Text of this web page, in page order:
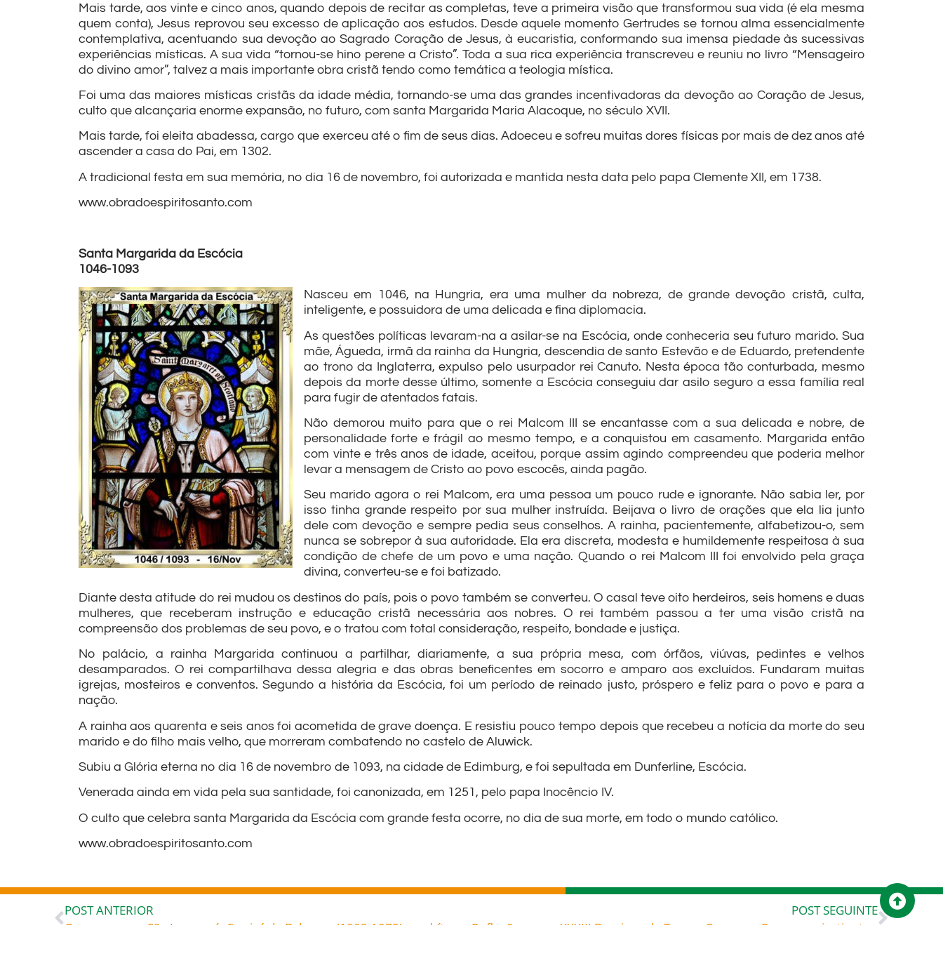
Mais tarde, aos vinte e cinco anos, quando depois de recitar as completas, teve a primeira visão que transformou sua vida (é ela mesma
quem conta), Jesus reprovou seu excesso de aplicação aos estudos. Desde aquele momento Gertrudes se tornou alma essencialmente
contemplativa, acentuando sua devoção ao Sagrado Coração de Jesus, à eucaristia, conformando sua imensa piedade às sucessivas
experiências místicas. A sua vida “tornou-se hino perene a Cristo”. Toda a sua rica experiência transcreveu e reuniu no livro “Mensageiro
do divino amor”, talvez a mais importante obra cristã tendo como temática a teologia mística.
Foi uma das maiores místicas cristãs da idade média, tornando-se uma das grandes incentivadoras da devoção ao Coração de Jesus,
culto que alcançaria enorme expansão, no futuro, com santa Margarida Maria Alacoque, no século XVII.
Mais tarde, foi eleita abadessa, cargo que exerceu até o fim de seus dias. Adoeceu e sofreu muitas dores físicas por mais de dez anos até
ascender a casa do Pai, em 1302.
A tradicional festa em sua memória, no dia 16 de novembro, foi autorizada e mantida nesta data pelo papa Clemente XII, em 1738.
www.obradoespiritosanto.com
Santa Margarida da Escócia
1046-1093
Nasceu em 1046, na Hungria, era uma mulher da nobreza, de grande devoção cristã, culta,
inteligente, e possuidora de uma delicada e fina diplomacia.
As questões políticas levaram-na a asilar-se na Escócia, onde conheceria seu futuro marido. Sua
mãe, Águeda, irmã da rainha da Hungria, descendia de santo Estevão e de Eduardo, pretendente
ao trono da Inglaterra, expulso pelo usurpador rei Canuto. Nesta época tão conturbada, mesmo
depois da morte desse último, somente a Escócia conseguiu dar asilo seguro a essa família real
para fugir de atentados fatais.
Não demorou muito para que o rei Malcom III se encantasse com a sua delicada e nobre, de
personalidade forte e frágil ao mesmo tempo, e a conquistou em casamento. Margarida então
com vinte e três anos de idade, aceitou, porque assim agindo compreendeu que poderia melhor
levar a mensagem de Cristo ao povo escocês, ainda pagão.
Seu marido agora o rei Malcom, era uma pessoa um pouco rude e ignorante. Não sabia ler, por
isso tinha grande respeito por sua mulher instruída. Beijava o livro de orações que ela lia junto
dele com devoção e sempre pedia seus conselhos. A rainha, pacientemente, alfabetizou-o, sem
nunca se sobrepor à sua autoridade. Ela era discreta, modesta e humildemente respeitosa à sua
condição de chefe de um povo e uma nação. Quando o rei Malcom III foi envolvido pela graça
divina, converteu-se e foi batizado.
Diante desta atitude do rei mudou os destinos do país, pois o povo também se converteu. O casal teve oito herdeiros, seis homens e duas
mulheres, que receberam instrução e educação cristã necessária aos nobres. O rei também passou a ter uma visão cristã na
compreensão dos problemas de seu povo, e o tratou com total consideração, respeito, bondade e justiça.
No palácio, a rainha Margarida continuou a partilhar, diariamente, a sua própria mesa, com órfãos, viúvas, pedintes e velhos
desamparados. O rei compartilhava dessa alegria e das obras beneficentes em socorro e amparo aos excluídos. Fundaram muitas
igrejas, mosteiros e conventos. Segundo a história da Escócia, foi um período de reinado justo, próspero e feliz para o povo e para a
nação.
A rainha aos quarenta e seis anos foi acometida de grave doença. E resistiu pouco tempo depois que recebeu a notícia da morte do seu
marido e do filho mais velho, que morreram combatendo no castelo de Aluwick.
Subiu a Glória eterna no dia 16 de novembro de 1093, na cidade de Edimburg, e foi sepultada em Dunferline, Escócia.
Venerada ainda em vida pela sua santidade, foi canonizada, em 1251, pelo papa Inocêncio IV.
O culto que celebra santa Margarida da Escócia com grande festa ocorre, no dia de sua morte, em todo o mundo católico.
www.obradoespiritosanto.com
POST ANTERIOR
POST SEGUINTE